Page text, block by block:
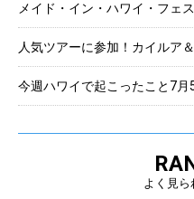
メイド・イン・ハワイ・フェ
人気ツアーに参加！カイルア
今週ハワイで起こったこと7月
よく見ら